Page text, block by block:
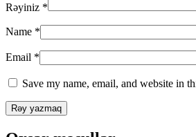
Rəyiniz *
Name *
Email *
Save my name, email, and website in